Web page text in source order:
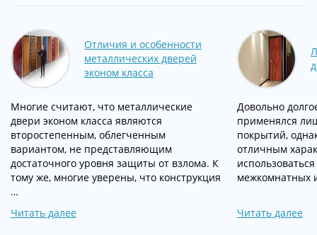
Отличия и особенности
металлических дверей
эконом класса
Многие считают, что металлические
двери эконом класса являются
второстепенным, облегченным
вариантом, не представляющим
достаточного уровня защиты от взлома. К
тому же, многие уверены, что конструкция
…
Читать далее
Довольно
применялся
покрытий,
отличным
межкомнатных
Читать далее